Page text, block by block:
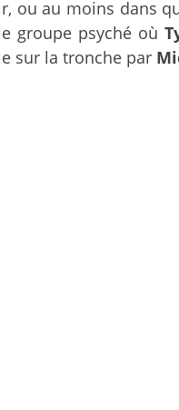
ou au moins dans
groupe psyché où
sur la tronche par